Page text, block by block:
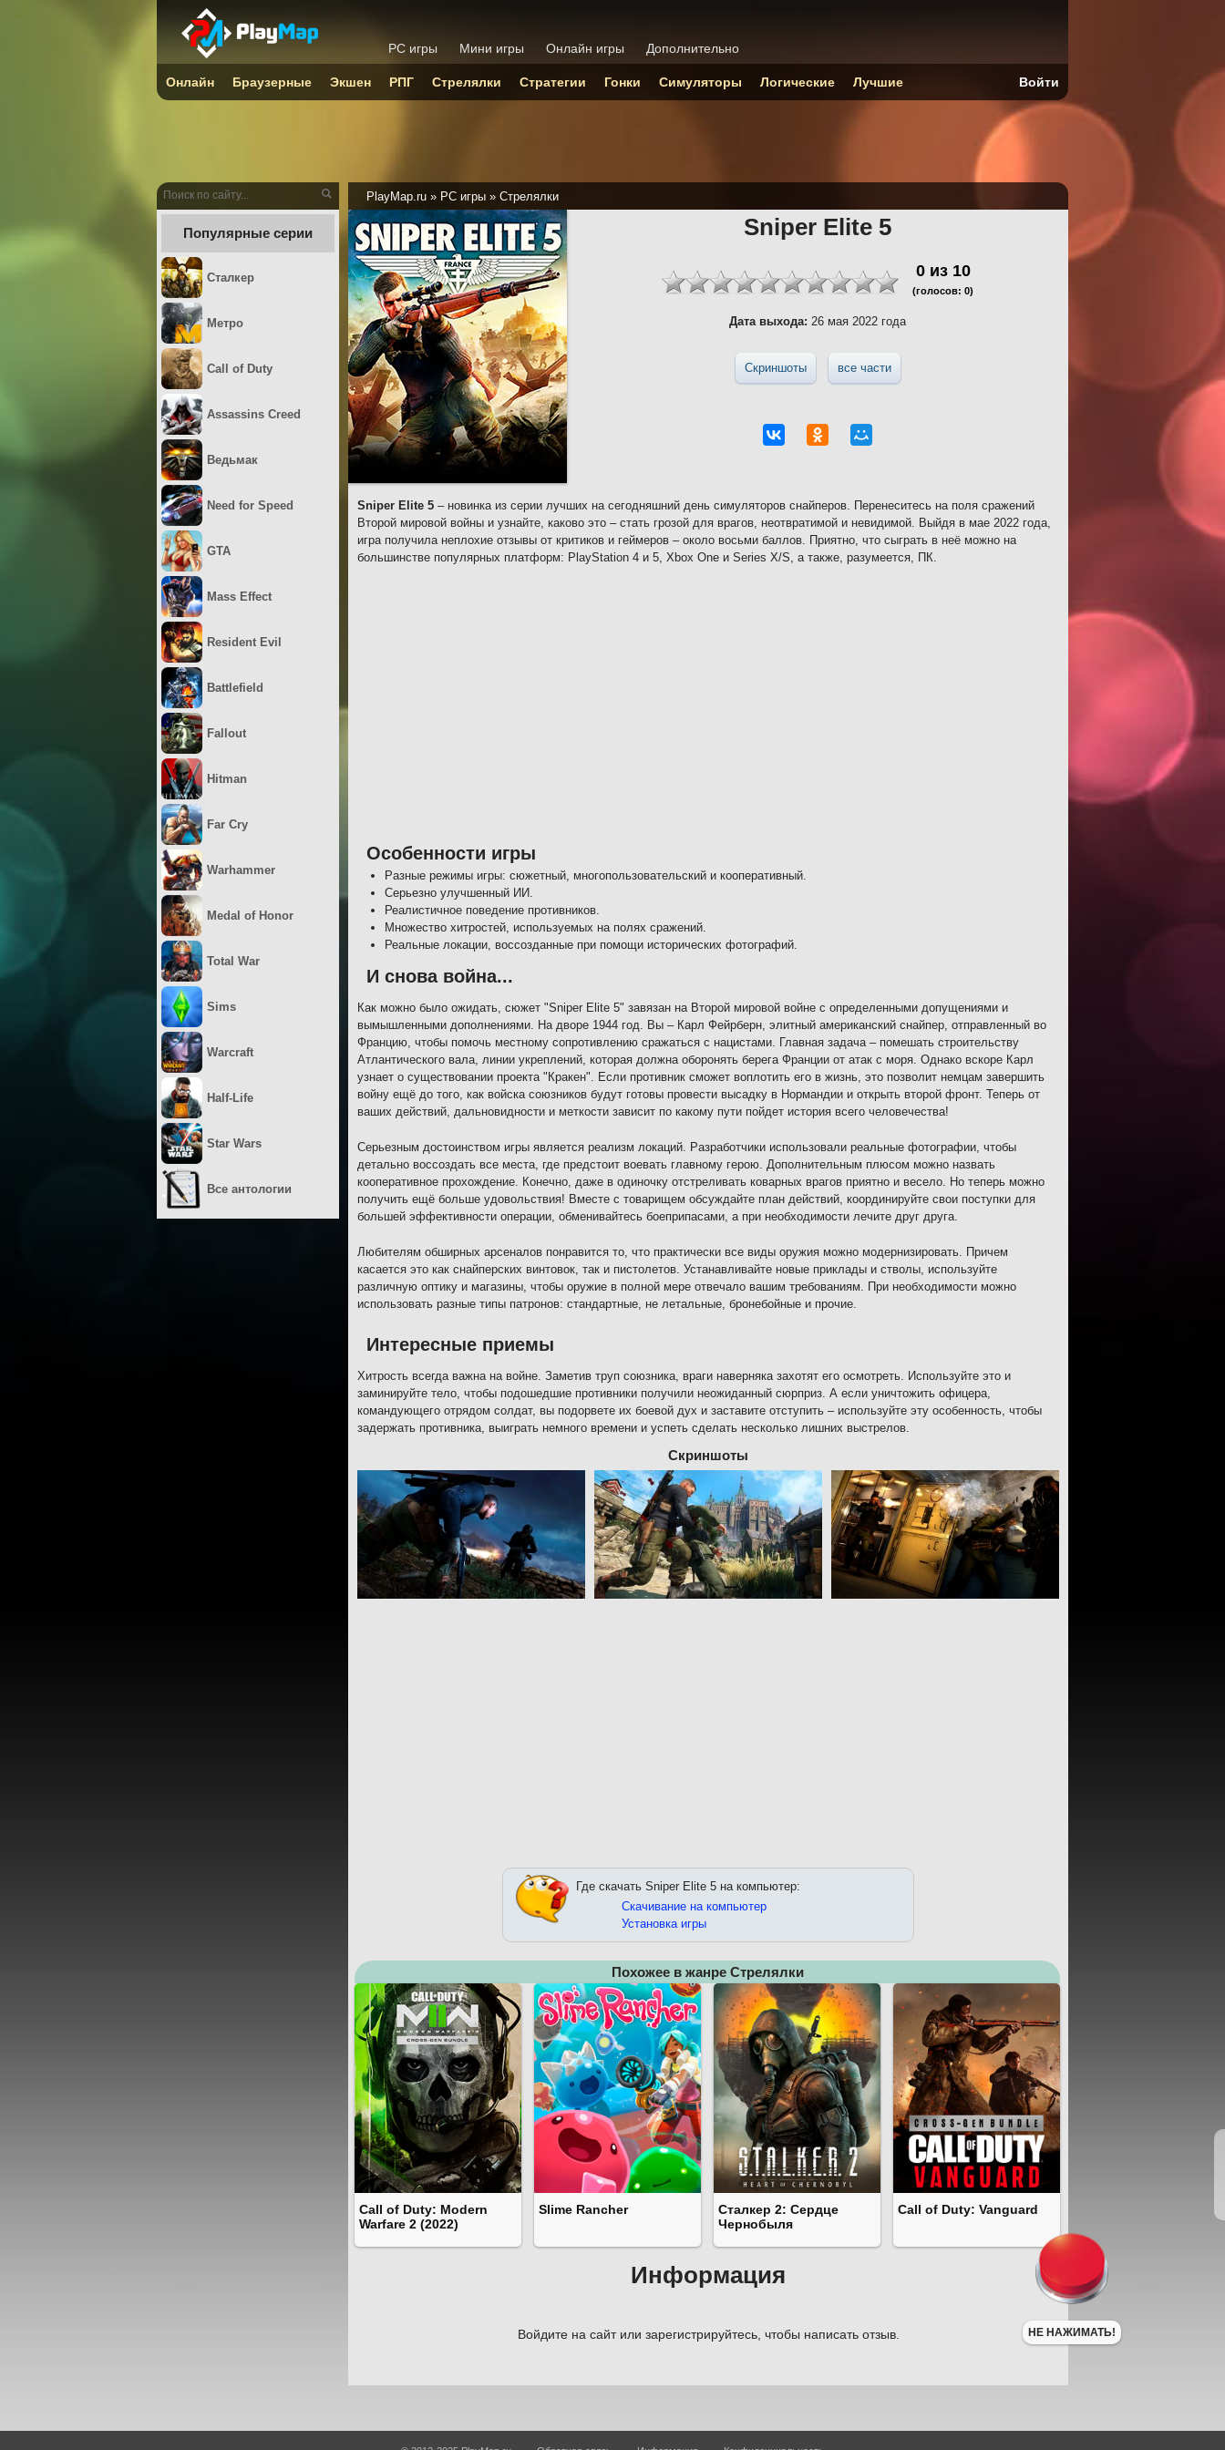
PlayMap.ru » PC игры » Стрелялки
Sniper Elite 5
0из 10
(голосов: 0)
Дата выхода: 26 мая 2022 года
Скриншоты все части
Sniper Elite 5 – новинка из серии лучших на сегодняшний день симуляторов снайперов. Перенеситесь на поля сражений
Второй мировой войны и узнайте, каково это – стать грозой для врагов, неотвратимой и невидимой. Выйдя в мае 2022 года,
игра получила неплохие отзывы от критиков и геймеров – около восьми баллов. Приятно, что сыграть в неё можно на
большинстве популярных платформ: PlayStation 4 и 5, Xbox One и Series X/S, а также, разумеется, ПК.
Особенности игры
Разные режимы игры: сюжетный, многопользовательский и кооперативный.
Серьезно улучшенный ИИ.
Реалистичное поведение противников.
Множество хитростей, используемых на полях сражений.
Реальные локации, воссозданные при помощи исторических фотографий.
И снова война...
Как можно было ожидать, сюжет "Sniper Elite 5" завязан на Второй мировой войне с определенными допущениями и
вымышленными дополнениями. На дворе 1944 год. Вы – Карл Фейрберн, элитный американский снайпер, отправленный во
Францию, чтобы помочь местному сопротивлению сражаться с нацистами. Главная задача – помешать строительству
Атлантического вала, линии укреплений, которая должна оборонять берега Франции от атак с моря. Однако вскоре Карл
узнает о существовании проекта "Кракен". Если противник сможет воплотить его в жизнь, это позволит немцам завершить
войну ещё до того, как войска союзников будут готовы провести высадку в Нормандии и открыть второй фронт. Теперь от
ваших действий, дальновидности и меткости зависит по какому пути пойдет история всего человечества!
Серьезным достоинством игры является реализм локаций. Разработчики использовали реальные фотографии, чтобы
детально воссоздать все места, где предстоит воевать главному герою. Дополнительным плюсом можно назвать
кооперативное прохождение. Конечно, даже в одиночку отстреливать коварных врагов приятно и весело. Но теперь можно
получить ещё больше удовольствия! Вместе с товарищем обсуждайте план действий, координируйте свои поступки для
большей эффективности операции, обменивайтесь боеприпасами, а при необходимости лечите друг друга.
Любителям обширных арсеналов понравится то, что практически все виды оружия можно модернизировать. Причем
касается это как снайперских винтовок, так и пистолетов. Устанавливайте новые приклады и стволы, используйте
различную оптику и магазины, чтобы оружие в полной мере отвечало вашим требованиям. При необходимости можно
использовать разные типы патронов: стандартные, не летальные, бронебойные и прочие.
Интересные приемы
Хитрость всегда важна на войне. Заметив труп союзника, враги наверняка захотят его осмотреть. Используйте это и
заминируйте тело, чтобы подошедшие противники получили неожиданный сюрприз. А если уничтожить офицера,
командующего отрядом солдат, вы подорвете их боевой дух и заставите отступить – используйте эту особенность, чтобы
задержать противника, выиграть немного времени и успеть сделать несколько лишних выстрелов.
Скриншоты
Где скачать Sniper Elite 5 на компьютер:
Скачивание на компьютер
Установка игры
Похожее в жанре Стрелялки
Call of Duty: Modern
Warfare 2 (2022)
Slime Rancher
Сталкер 2: Сердце
Чернобыля
Call of Duty: Vanguard
Информация
Войдите на сайт или зарегистрируйтесь, чтобы написать отзыв.
Популярные серии
Сталкер
Метро
Call of Duty
Assassins Creed
Ведьмак
Need for Speed
GTA
Mass Effect
Resident Evil
Battlefield
Fallout
Hitman
Far Cry
Warhammer
Medal of Honor
Total War
Sims
Warcraft
Half-Life
Star Wars
Все антологии
PC игры Мини игры Онлайн игры Дополнительно
Онлайн Браузерные Экшен РПГ Стрелялки Стратегии Гонки Симуляторы Логические Лучшие Войти
НЕ НАЖИМАТЬ!